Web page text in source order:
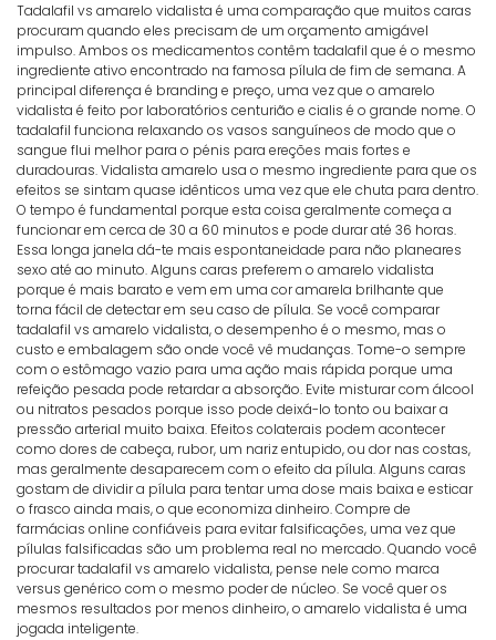
Tadalafil vs amarelo vidalista é uma comparação que muitos caras
procuram quando eles precisam de um orçamento amigável
impulso. Ambos os medicamentos contêm tadalafil que é o mesmo
ingrediente ativo encontrado na famosa pílula de fim de semana. A
principal diferença é branding e preço, uma vez que o amarelo
vidalista é feito por laboratórios centurião e cialis é o grande nome. O
tadalafil funciona relaxando os vasos sanguíneos de modo que o
sangue flui melhor para o pénis para ereções mais fortes e
duradouras. Vidalista amarelo usa o mesmo ingrediente para que os
efeitos se sintam quase idênticos uma vez que ele chuta para dentro.
O tempo é fundamental porque esta coisa geralmente começa a
funcionar em cerca de 30 a 60 minutos e pode durar até 36 horas.
Essa longa janela dá-te mais espontaneidade para não planeares
sexo até ao minuto. Alguns caras preferem o amarelo vidalista
porque é mais barato e vem em uma cor amarela brilhante que
torna fácil de detectar em seu caso de pílula. Se você comparar
tadalafil vs amarelo vidalista, o desempenho é o mesmo, mas o
custo e embalagem são onde você vê mudanças. Tome-o sempre
com o estômago vazio para uma ação mais rápida porque uma
refeição pesada pode retardar a absorção. Evite misturar com álcool
ou nitratos pesados porque isso pode deixá-lo tonto ou baixar a
pressão arterial muito baixa. Efeitos colaterais podem acontecer
como dores de cabeça, rubor, um nariz entupido, ou dor nas costas,
mas geralmente desaparecem com o efeito da pílula. Alguns caras
gostam de dividir a pílula para tentar uma dose mais baixa e esticar
o frasco ainda mais, o que economiza dinheiro. Compre de
farmácias online confiáveis para evitar falsificações, uma vez que
pílulas falsificadas são um problema real no mercado. Quando você
procurar tadalafil vs amarelo vidalista, pense nele como marca
versus genérico com o mesmo poder de núcleo. Se você quer os
mesmos resultados por menos dinheiro, o amarelo vidalista é uma
jogada inteligente.